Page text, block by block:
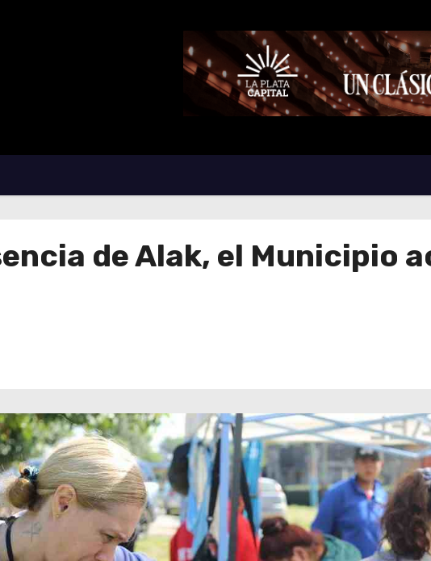
de Alak, el Municipio